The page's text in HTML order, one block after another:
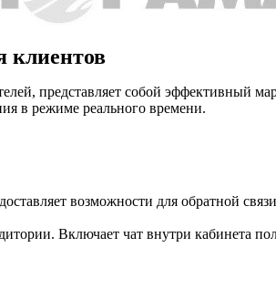
клиентов
представляет собой эффективный
в режиме реального времени.
возможности для обратной
Включает чат внутри кабинета